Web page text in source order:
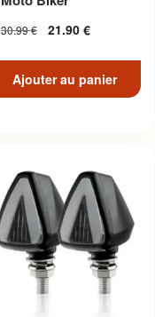
30.99€ 21.90 €
Ajouter au panier